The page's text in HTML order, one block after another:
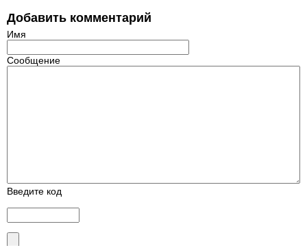
Добавить комментарий
Имя
Сообщение
Введите код